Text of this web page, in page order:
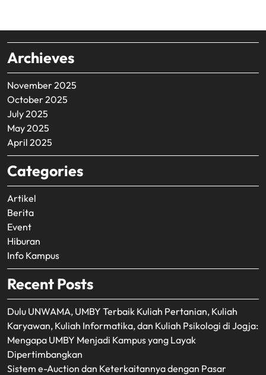
Archieves
November 2025
October 2025
July 2025
May 2025
April 2025
Categories
Artikel
Berita
Event
Hiburan
Info Kampus
Recent Posts
Dulu UNWAMA, UMBY Terbaik Kuliah Pertanian, Kuliah
Karyawan, Kuliah Informatika, dan Kuliah Psikologi di Jogja:
Mengapa UMBY Menjadi Kampus yang Layak
Dipertimbangkan
Sistem e-Auction dan Keterkaitannya dengan Pasar